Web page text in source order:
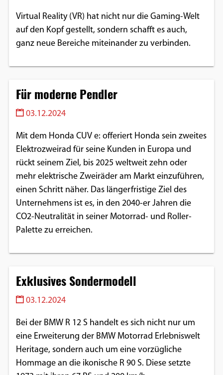
Virtual Reality (VR) hat nicht nur die Gaming-Welt
auf den Kopf gestellt, sondern schafft es auch,
ganz neue Bereiche miteinander zu verbinden.
Für moderne Pendler
03.12.2024
Mit dem Honda CUV e: offeriert Honda sein zweites
Elektrozweirad für seine Kunden in Europa und
rückt seinem Ziel, bis 2025 weltweit zehn oder
mehr elektrische Zweiräder am Markt einzuführen,
einen Schritt näher. Das längerfristige Ziel des
Unternehmens ist es, in den 2040-er Jahren die
CO2-Neutralität in seiner Motorrad- und Roller-
Palette zu erreichen.
Exklusives Sondermodell
03.12.2024
Bei der BMW R 12 S handelt es sich nicht nur um
eine Erweiterung der BMW Motorrad Erlebniswelt
Heritage, sondern auch um eine vorzügliche
Hommage an die ikonische R 90 S. Diese setzte